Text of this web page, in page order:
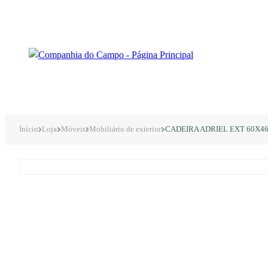
Início Loja Móveis Mobiliário de exterior CADEIRA ADRIEL EXT